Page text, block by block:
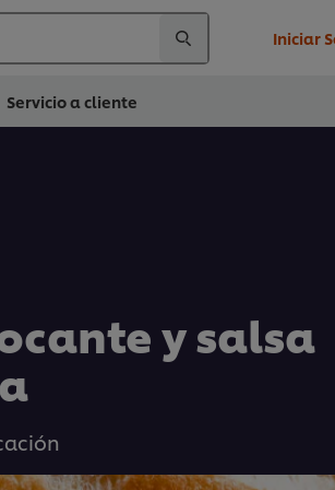
Iniciar
Servicio a cliente
y salsa